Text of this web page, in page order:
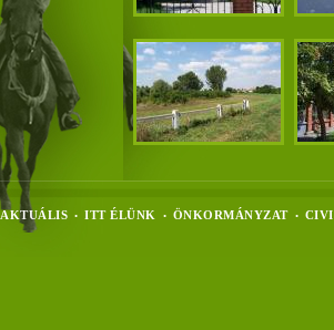
AKTUÁLIS • ITT ÉLÜNK • ÖNKORMÁNYZAT •